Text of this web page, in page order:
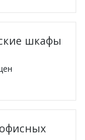
шкафы